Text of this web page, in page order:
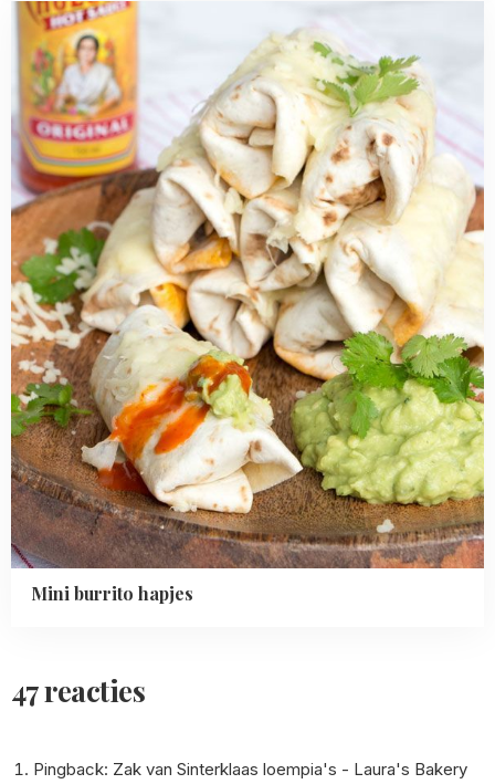
Mini burrito hapjes
Read
more
about
Mini
burrito
hapjes
47 reacties
Pingback: Zak van Sinterklaas loempia's - Laura's Bakery